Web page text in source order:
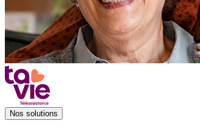
Nos solutions